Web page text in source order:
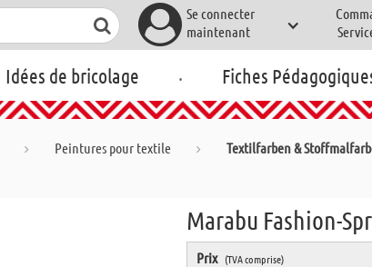
Se connecter
maintenant
Idées de bricolage . Fiches
Peintures pour textile Textilfarben &
Marabu Fashion-
Prix (TVA comprise)